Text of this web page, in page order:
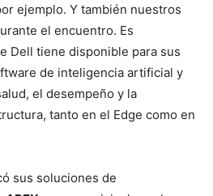
ejemplo. Y también nuestros
el encuentro. Es
Dell tiene disponible para sus
de inteligencia artificial y
el desempeño y la
tanto en el Edge como en
sus soluciones de